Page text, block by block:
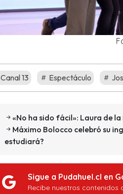
Canal 13 Espectáculo
«No ha sido fácil»: Laura de
Máximo Bolocco celebró su
estudiará?
Sigue a Pudahuel.cl en
Recibe nuestros contenidos